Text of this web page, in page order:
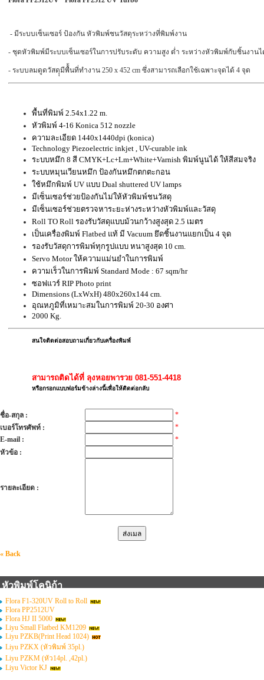
- มีระบบเซ็นเซอร์ ป้องกัน หัวพิมพ์ชนวัสดุระหว่างที่พิมพ์งาน
- ชุดหัวพิมพ์มีระบบเซ็นเซอร์ในการปรับระดับ ความสูง ต่ำ ระหว่างหัวพิมพ์กับชิ้นงาน
- ระบบลมดูดวัสดุุมีพื้้นที่ทำงาน 250 x 452 cm ซึ่งสามารถเลือกใช้เฉพาะจุดได้ 4 จุด
พื้นที่พิมพ์ 2.54x1.22 m.
หัวพิมพ์ 4-16 Konica 512 nozzle
ความละเอียด 1440x1440dpi (konica)
Technology Piezoelectric inkjet , UV-curable ink
ระบบหมึก 8 สี CMYK+Lc+Lm+White+Varnish พิมพ์นูนได้ ให้สีสมจริง
ระบบหมุนเวียนหมึก ป้องกันหมึกตกตะกอน
ใช้หมึกพิมพ์ UV แบบ Dual shuttered UV lamps
มีเซ็นเซอร์ช่วยป้องกันไม่ให้หัวพิมพ์ชนวัสดุ
มีเซ็นเซอร์ช่วยตรวจหาระยะห่างระหว่างหัวพิมพ์และวัสดุ
Roll TO Roll รองรับวัสดุแบบม้วนกว้างสูงสุด 2.5 เมตร
เป็นเครื่องพิมพ์ Flatbed แท้ มี Vacuum ยึดชิ้นงานแยกเป็น 4 จุด
รองรับวัสดุการพิมพ์ทุกรูปแบบ หนาสูงสุด 10 cm.
Servo Motor ให้ความแม่นยำในการพิมพ์
ความเร็วในการพิมพ์ Standard Mode : 67 sqm/hr
ซอฟแวร์ RIP Photo print
Dimensions (LxWxH) 480x260x144 cm.
อุณหภูมิที่เหมาะสมในการพิมพ์ 20-30 องศา
2000 Kg.
สนใจติดต่อสอบถามเกี่ยวกับเครื่องพิมพ์
สามารถติดได้ที่ ลุงหอยพารวย 081-551-4418
หรือกรอกแบบฟอร์มข้างล่างนี้เพื่อให้ติดต่อกลับ
ชื่อ-สกุล :
*
เบอร์โทรศัพท์ :
*
E-mail :
*
หัวข้อ :
รายละเอียด :
« Back
หัวพิมพ์โคนิก้า
Flora F1-320UV Roll to Roll
Flora PP2512UV
Flora HJ II 5000
Liyu Small Flatbed KM1209
Liyu PZKB(Print Head 1024)
Liyu PZKX (หัวพิมพ์ 35pl.)
Liyu PZKM (หัว14pl. ,42pl.)
Liyu Victor KJ